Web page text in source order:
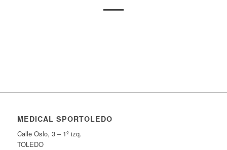
MEDICAL SPORTOLEDO
Calle Oslo, 3 – 1º izq.
TOLEDO